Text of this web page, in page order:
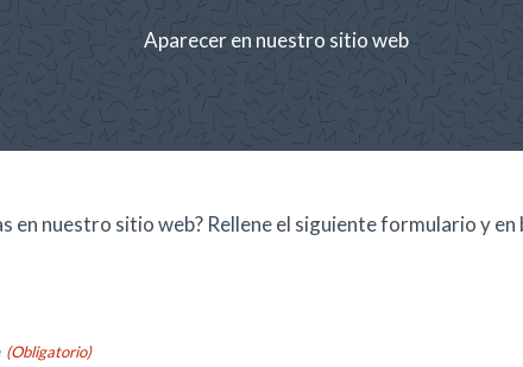
Aparecer en nuestro sitio web
en nuestro sitio web? Rellene el siguiente formulario y
(Obligatorio)